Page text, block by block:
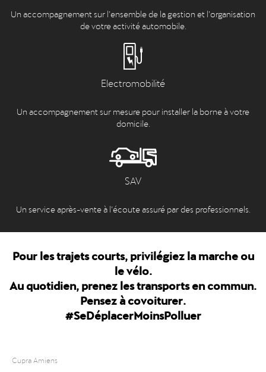
Un accompagnement sur l’ensemble de la gestion et l’organisation
de votre activité automobile.
Electromobilité
Un accompagnement sur mesure pour installer la borne à votre
domicile.
SAV
Un service après-vente à l’écoute assuré par des professionnels.
Pour les trajets courts, privilégiez la marche ou
le vélo.
Au quotidien, prenez les transports en commun.
Pensez à covoiturer.
#SeDéplacerMoinsPolluer
Cupra Amiens